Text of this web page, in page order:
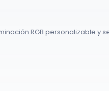
RGB personalizable